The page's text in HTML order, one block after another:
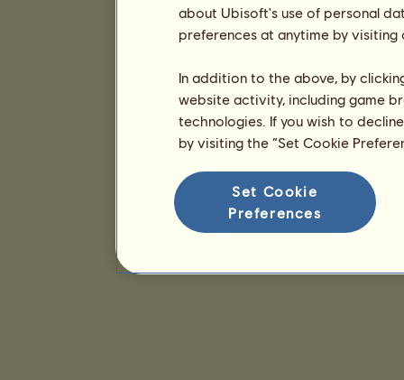
about Ubisoft's use of personal
preferences at anytime by
In addition to the above, by
website activity, including game
technologies. If you wish to
by visiting the “Set Cookie
Set Cookie
Preferences